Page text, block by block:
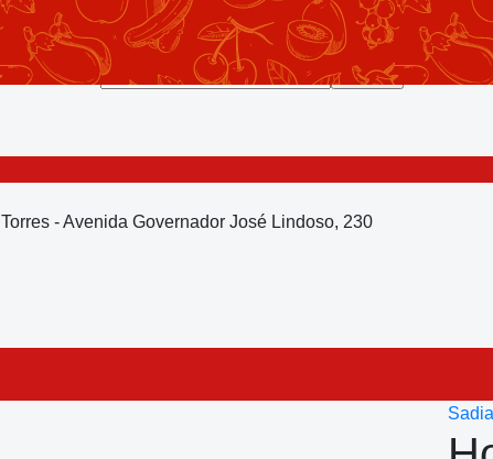
- Avenida Governador José Lindoso, 230
Sadia